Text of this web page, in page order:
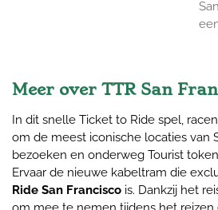
Meer over TTR San
In dit snelle Ticket to Ride spel,
om de meest iconische locaties van
bezoeken en onderweg Tourist
Ervaar de nieuwe kabeltram die
Ride San Francisco is. Dankzij het